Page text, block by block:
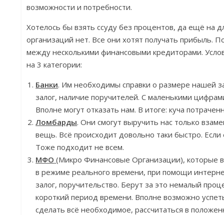
возможности и потребности.
Хотелось бы взять ссуду без процентов, да ещё на
организаций нет. Все они хотят получать прибыль.
между несколькими финансовыми кредиторами.
на 3 категории:
Банки. Им необходимы справки о размере нашей
залог, наличие поручителей. С маленькими
Вполне могут отказать нам. В итоге: куча
Ломбарды. Они смогут выручить нас только
вещь. Всё происходит довольно таки быстро.
Тоже подходит не всем.
МФО (Микро Финансовые Организации),
в режиме реального времени, при помощи
залог, поручительство. Берут за это немалый
короткий период времени. Вполне возможно
сделать всё необходимое, рассчитаться в